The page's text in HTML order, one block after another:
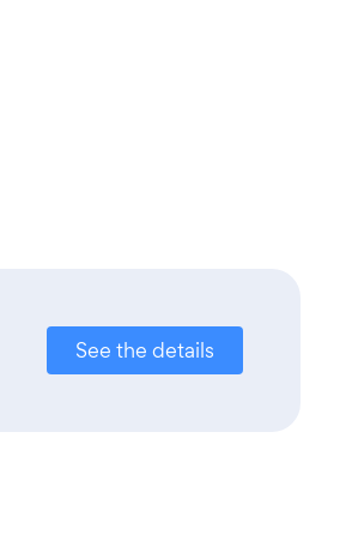
See the details